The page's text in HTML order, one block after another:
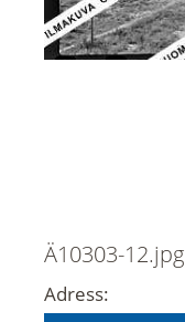
Ä10303-12.jpg
Adress: